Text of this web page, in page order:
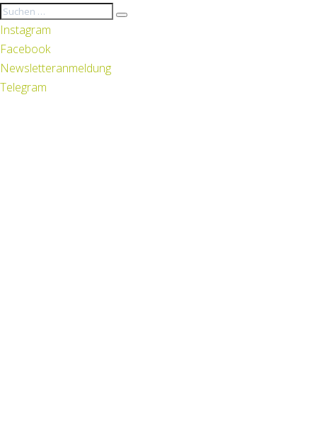
Instagram
Facebook
Newsletteranmeldung
Telegram